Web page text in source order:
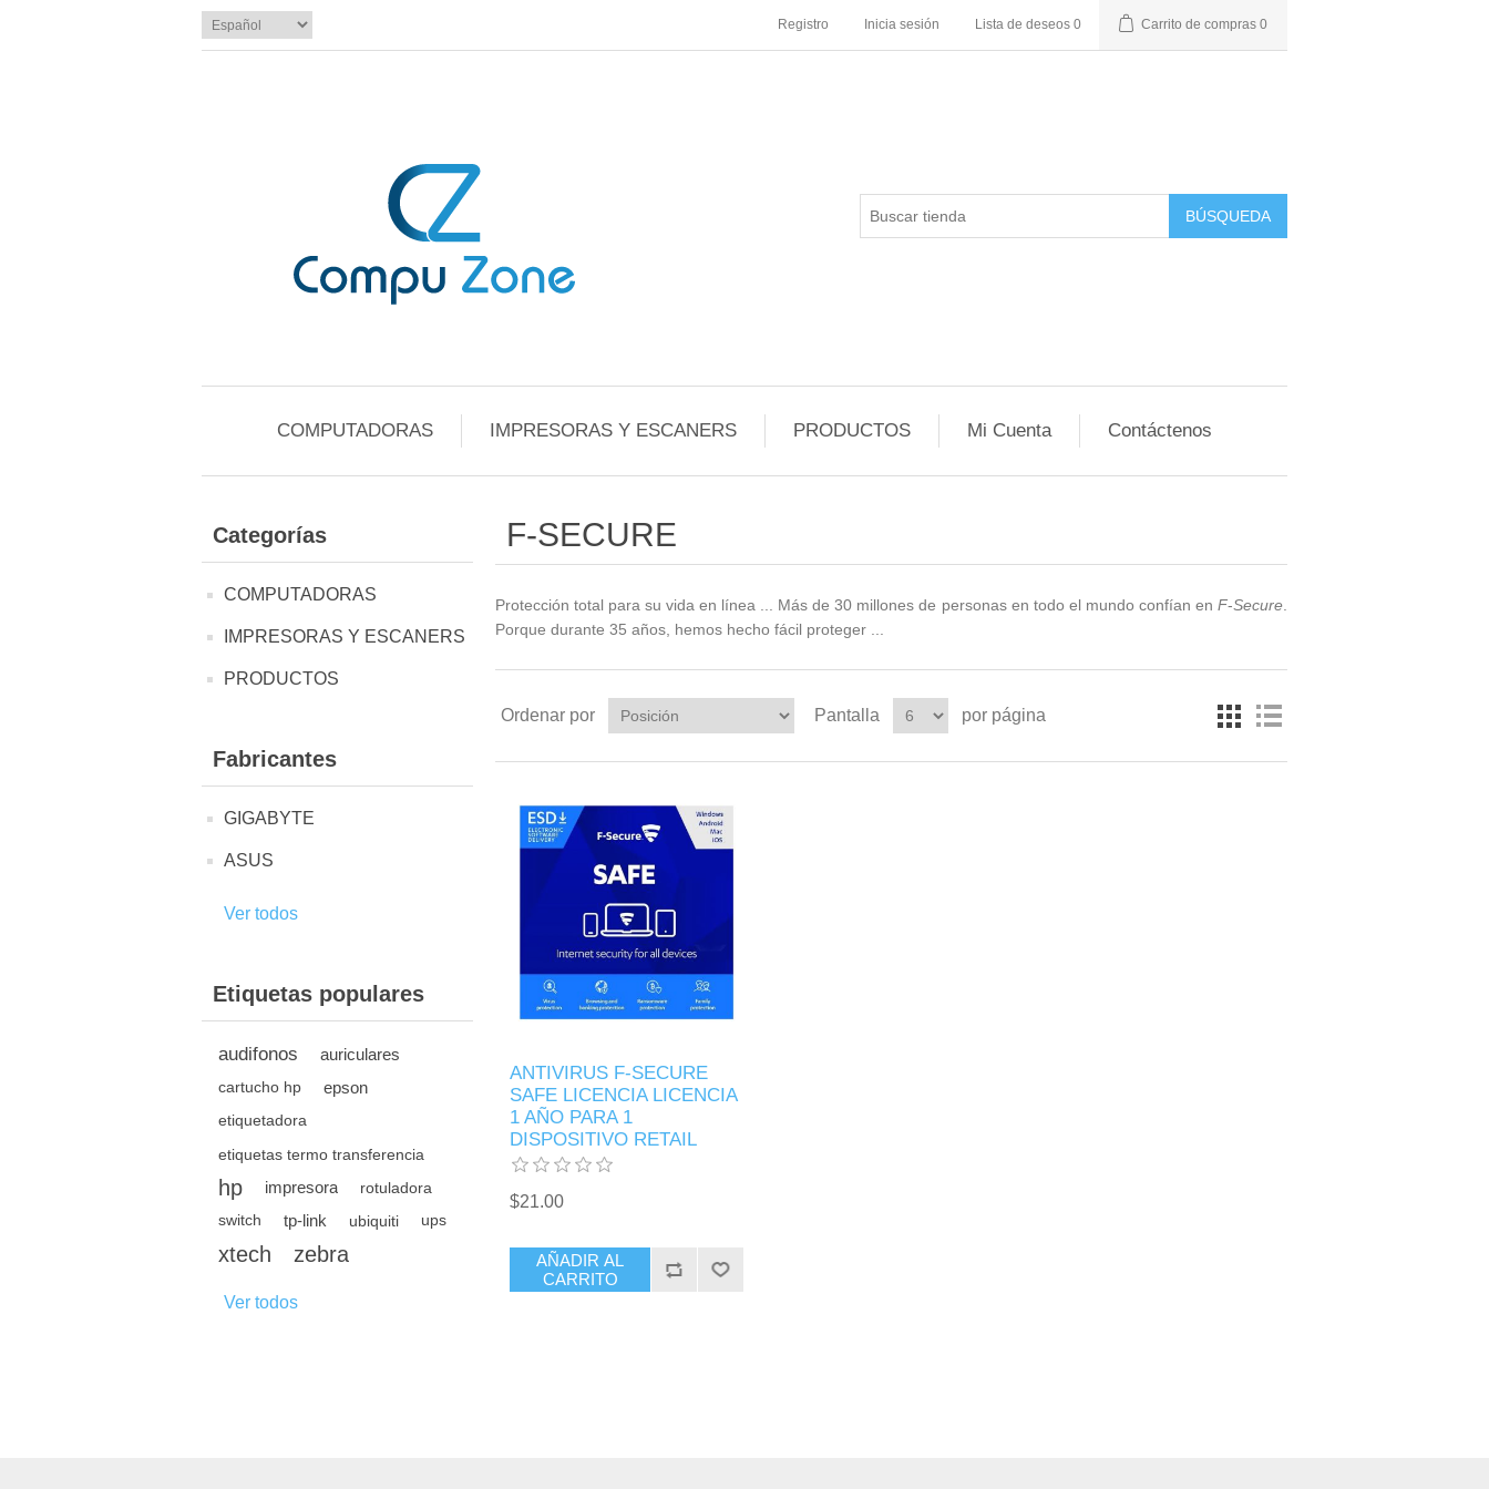
Registro Inicia sesión Lista de deseos 0 Carrito de compras 0
BÚSQUEDA
COMPUTADORAS IMPRESORAS Y ESCANERS PRODUCTOS Mi Cuenta Contáctenos
Categorías
COMPUTADORAS
IMPRESORAS Y ESCANERS
PRODUCTOS
Fabricantes
GIGABYTE
ASUS
Ver todos
Etiquetas populares
audifonos auriculares
cartucho hp epson
etiquetadora
etiquetas termo transferencia
hp impresora rotuladora
switch tp-link ubiquiti ups
xtech zebra
Ver todos
F-SECURE
Protección total para su vida en línea ... Más de 30 millones de personas en todo el mundo confían en F‑Secure
Porque durante 35 años, hemos hecho fácil proteger ...
Ordenar por Pantalla por página
ANTIVIRUS F-SECURE
SAFE LICENCIA LICENCIA
1 AÑO PARA 1
DISPOSITIVO RETAIL
$21.00
AÑADIR AL
CARRITO